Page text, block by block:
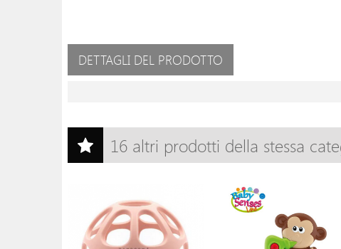
DETTAGLI DEL PRODOTTO
16 altri prodotti della stessa